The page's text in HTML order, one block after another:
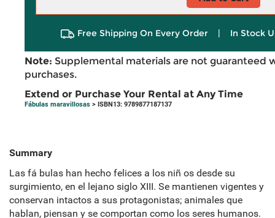
Free Shipping On Every Order | In Stock
Note: Supplemental materials are not guaranteed
purchases.
Extend or Purchase Your Rental at Any Time
Fábulas maravillosas > ISBN13: 9789877187137
Summary
Las fá bulas han hecho felices a los niñ os desde su
surgimiento, en el lejano siglo XIII. Se mantienen vigentes y
conservan intactos a sus protagonistas; animales que
hablan, piensan y se comportan como los seres humanos.